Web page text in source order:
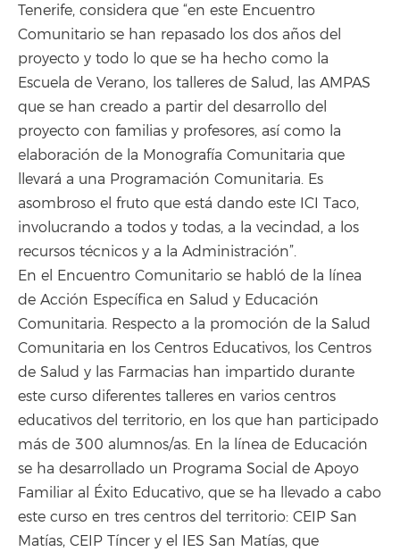
Tenerife, considera que “en este Encuentro
Comunitario se han repasado los dos años del
proyecto y todo lo que se ha hecho como la
Escuela de Verano, los talleres de Salud, las AMPAS
que se han creado a partir del desarrollo del
proyecto con familias y profesores, así como la
elaboración de la Monografía Comunitaria que
llevará a una Programación Comunitaria. Es
asombroso el fruto que está dando este ICI Taco,
involucrando a todos y todas, a la vecindad, a los
recursos técnicos y a la Administración”.
En el Encuentro Comunitario se habló de la línea
de Acción Específica en Salud y Educación
Comunitaria. Respecto a la promoción de la Salud
Comunitaria en los Centros Educativos, los Centros
de Salud y las Farmacias han impartido durante
este curso diferentes talleres en varios centros
educativos del territorio, en los que han participado
más de 300 alumnos/as. En la línea de Educación
se ha desarrollado un Programa Social de Apoyo
Familiar al Éxito Educativo, que se ha llevado a cabo
este curso en tres centros del territorio: CEIP San
Matías, CEIP Tíncer y el IES San Matías, que